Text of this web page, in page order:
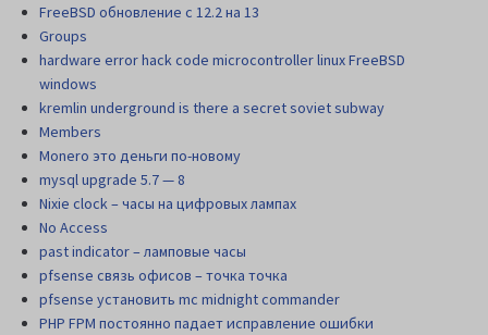
FreeBSD обновление с 12.2 на 13
Groups
hardware error hack code microcontroller linux FreeBSD
windows
kremlin underground is there a secret soviet subway
Members
Monero это деньги по-новому
mysql upgrade 5.7 — 8
Nixie clock – часы на цифровых лампах
No Access
past indicator – ламповые часы
pfsense связь офисов – точка точка
pfsense установить mc midnight commander
PHP FPM постоянно падает исправление ошибки